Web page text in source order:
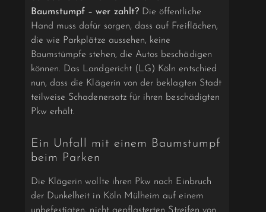
Baumstumpf – wer zahlt?Die öffentliche
Hand muss dafür sorgen, dass auf Freiflächen,
die wie Parkplätze aussehen, keine
Baumstümpfe stehen, die Autos beschädigen
können. Das Landgericht (LG) Köln entschied
nun, dass die Klägerin von der beklagten Stadt
teilweise Schadenersatz für ihren beschädigten
Pkw erhält.
Ein Unfall mit einem Baumstumpf
beim Parken
Die Klägerin wollte ihren Pkw nach Einbruch
der Dunkelheit in Köln Mülheim auf einem